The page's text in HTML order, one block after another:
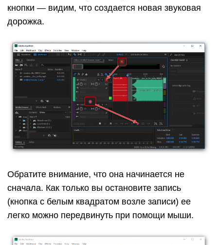
кнопки — видим, что создается новая звуковая
дорожка.
Обратите внимание, что она начинается не
сначала. Как только вы остановите запись
(кнопка с белым квадратом возле записи) ее
легко можно передвинуть при помощи мыши.